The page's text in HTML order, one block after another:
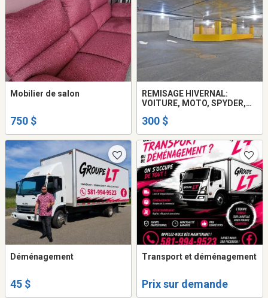
Mobilier de salon
750 $
REMISAGE HIVERNAL:
VOITURE, MOTO, SPYDER,
300 $
Déménagement
45 $
Transport et déménagement
Prix sur demande